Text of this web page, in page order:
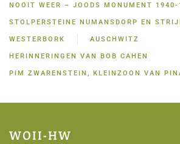
NOOIT WEER – JOODS MONUMENT 1940-
STOLPERSTEINE NUMANSDORP EN
WESTERBORK AUSCHWITZ
HERINNERINGEN VAN BOB CAHEN
PIM ZWARENSTEIN, KLEINZOON VAN
WOII-HW